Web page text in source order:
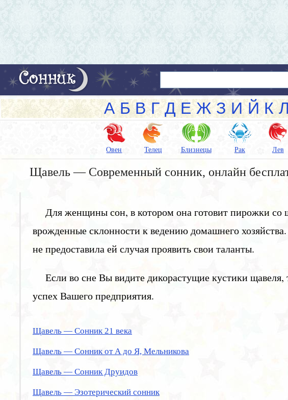
А Б В Г Д Е Ж З И Й К
Овен Телец Близнецы Рак Лев
Щавель — Современный сонник, онлайн
Для женщины сон, в котором она готовит пирожки со
врожденные склонности к ведению домашнего
не предоставила ей случая проявить свои таланты.
Если во сне Вы видите дикорастущие кустики
успех Вашего предприятия.
Щавель — Сонник 21 века
Щавель — Сонник от А до Я, Мельникова
Щавель — Сонник Друидов
Щавель — Эзотерический сонник